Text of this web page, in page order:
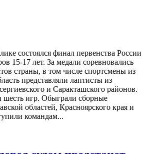
состоялся финал первенства России
15-17 лет. За медали соревновались
страны, в том числе спортсмены из
представляли лаптисты из
и Саракташского районов.
игр. Обыграли сборные
областей, Красноярского края и
командам...